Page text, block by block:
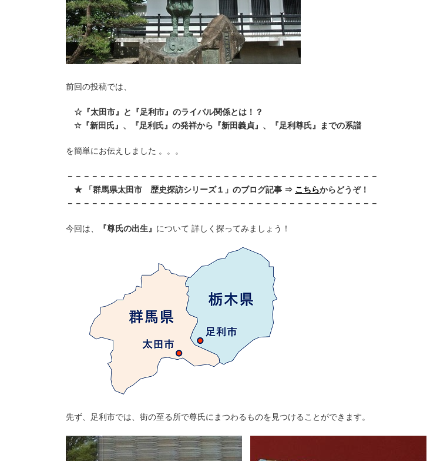
前回の投稿では、
☆『太田市』と『足利市』のライバル関係とは！？
☆『新田氏』、『足利氏』の発祥から『新田義貞』、『足利尊氏』までの系譜
を簡単にお伝えしました 。。。
－－－－－－－－－－－－－－－－－－－－－－－－－－－－－－－－－－－－－－
★ 「群馬県太田市 歴史探訪シリーズ１」のブログ記事 ⇒ こちらからどうぞ！
－－－－－－－－－－－－－－－－－－－－－－－－－－－－－－－－－－－－－－
今回は、 『尊氏の出生』 について 詳しく探ってみましょう！
先ず、足利市では、街の至る所で尊氏にまつわるものを見つけることができます。